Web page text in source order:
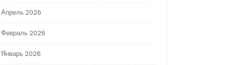
Апрель 2026
Февраль 2026
Январь 2026